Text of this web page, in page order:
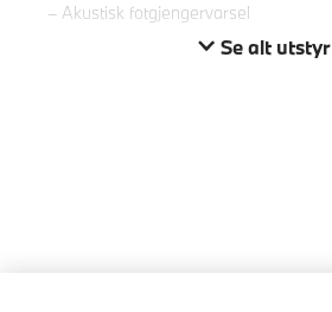
Akustisk fotgjengervarsel
Se alt utstyr